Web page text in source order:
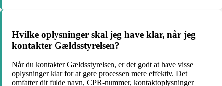
Hvilke oplysninger skal jeg have klar, når jeg
kontakter Gældsstyrelsen?
Når du kontakter Gældsstyrelsen, er det godt at have visse
oplysninger klar for at gøre processen mere effektiv. Det
omfatter dit fulde navn, CPR-nummer, kontaktoplysninger